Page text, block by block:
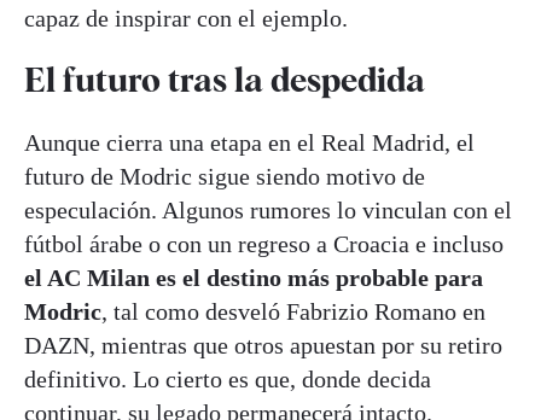
capaz de inspirar con el ejemplo.
El futuro tras la despedida
Aunque cierra una etapa en el Real Madrid, el
futuro de Modric sigue siendo motivo de
especulación. Algunos rumores lo vinculan con el
fútbol árabe o con un regreso a Croacia e incluso
el AC Milan es el destino más probable para
Modric, tal como desveló Fabrizio Romano en
DAZN, mientras que otros apuestan por su retiro
definitivo. Lo cierto es que, donde decida
continuar, su legado permanecerá intacto.